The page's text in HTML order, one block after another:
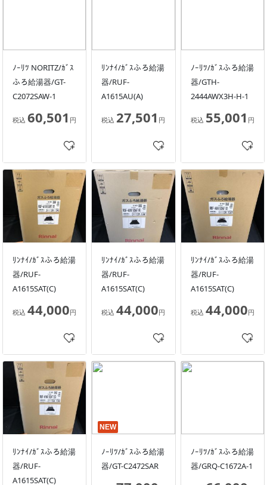
ﾉｰﾘﾂ NORITZ/ｶﾞｽ
ふろ給湯器/GT-
C2072SAW-1
税込 60,501 円
ﾘﾝﾅｲ/ｶﾞｽふろ給湯
器/RUF-
A1615AU(A)
税込 27,501 円
ﾉｰﾘﾂ/ｶﾞｽふろ給湯
器/GTH-
2444AWX3H-H-1
税込 55,001 円
ﾘﾝﾅｲ/ｶﾞｽふろ給湯
器/RUF-
A1615SAT(C)
税込 44,000円
ﾘﾝﾅｲ/ｶﾞｽふろ給湯
器/RUF-
A1615SAT(C)
税込44,000円
ﾘﾝﾅｲ/ｶﾞｽふろ給湯
器/RUF-
A1615SAT(C)
税込 44,000円
ﾘﾝﾅｲ/ｶﾞｽふろ給湯
器/RUF-
A1615SAT(C)
NEW
ﾉｰﾘﾂ/ｶﾞｽふろ給湯
器/GT-C2472SAR
ﾉｰﾘﾂ/ｶﾞｽふろ給湯
器/GRQ-C1672A-1